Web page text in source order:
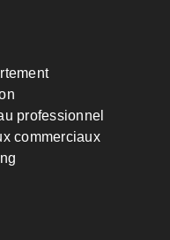
professionnel
commerciaux